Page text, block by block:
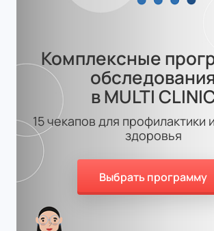
Комплексные
обследования
в MULTI
15 чекапов для профилактики
здоровья
Выбрать программу